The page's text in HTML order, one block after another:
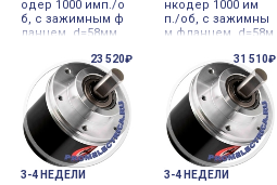
одер 1000 имп./о
б, с зажимным ф
ланцем, d=58мм,
нкрементальный
нкодер 1000 им
п./об, с зажимны
м фланцем, d=58м
инкрементальны
23 520₽
3-4 НЕДЕЛИ
31 510₽
3-4 НЕДЕЛИ